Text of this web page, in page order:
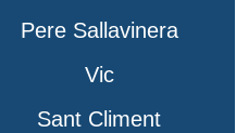
Pere Sallavinera
Vic
Sant Climent